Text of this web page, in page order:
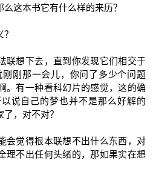
这本书它有什么样的来历？
联想下去，直到你发现它们相交于
刚那一会儿，你问了多少个问题
。有一种看科幻片的感觉，这的确
说自己的梦也并不是那么好解的
，对不对？
会觉得根本联想不出什么东西，对
理不出任何头绪的，那如果实在想